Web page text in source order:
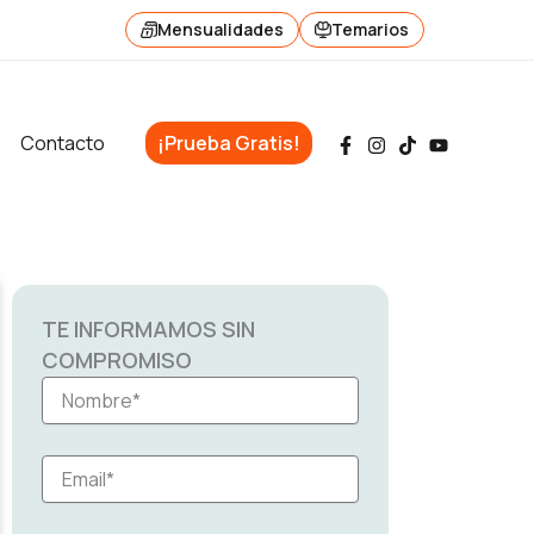
Mensualidades Temarios
Contacto ¡Prueba Gratis!
TE INFORMAMOS SIN
COMPROMISO